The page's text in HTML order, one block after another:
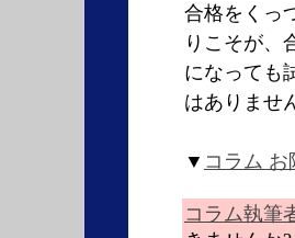
合格をくっ
りこそが、
になっても
はありませ
▼ コラム お
コラム執筆